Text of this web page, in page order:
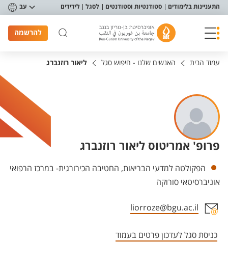
תפריט נגישות
התעניינות בלימודים סטודנטיות וסטודנטים לסגל לידידים עב
להרשמה
עמוד הבית האנשים שלנו - חיפוש סגל ליאור רוזנברג
פרופ' אמריטוס ליאור רוזנברג
יחידותהפקולטה למדעי הבריאות, החטיבה הכירורגית- במרכז הרפואי
אוניברסיטאי סורוקה
liorroze@bgu.ac.il
כניסת סגל לעדכון פרטים בעמוד